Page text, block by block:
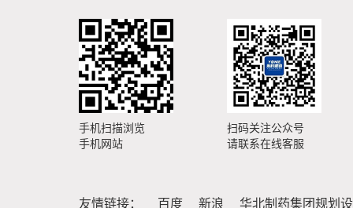
手机扫描浏览
手机网站
扫码关注公众号
请联系在线客服
友情链接： 百度 新浪
华北制药集团规划